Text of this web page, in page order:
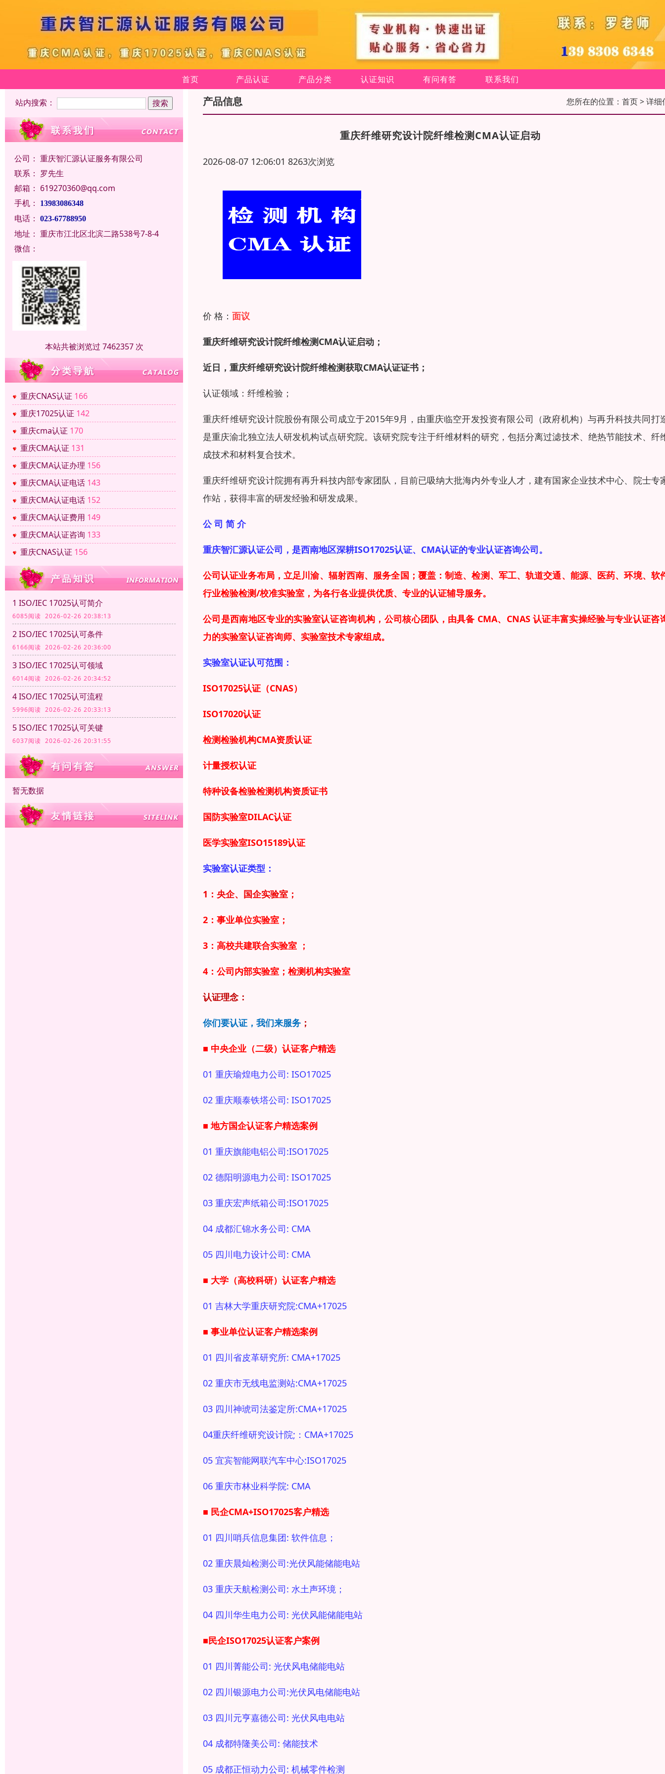
首页 产品认证 产品分类 认证知识 有问有答 联系我们
站内搜索：
公司： 重庆智汇源认证服务有限公司
联系： 罗先生
邮箱： 619270360@qq.com
手机：
13983086348
电话： 023-67788950
地址： 重庆市江北区北滨二路538号7-8-4
微信：
本站共被浏览过 7462357 次
重庆CNAS认证 166
重庆17025认证 142
重庆cma认证 170
重庆CMA认证 131
重庆CMA认证办理 156
重庆CMA认证电话 143
重庆CMA认证电话 152
重庆CMA认证费用 149
重庆CMA认证咨询 133
重庆CNAS认证 156
1 ISO/IEC 17025认可简介
6085阅读 2026-02-26 20:38:13
2 ISO/IEC 17025认可条件
6166阅读 2026-02-26 20:36:00
3 ISO/IEC 17025认可领域
6014阅读 2026-02-26 20:34:52
4 ISO/IEC 17025认可流程
5996阅读 2026-02-26 20:33:13
5 ISO/IEC 17025认可关键
6037阅读 2026-02-26 20:31:55
暂无数据
产品信息 您所在的位置： 首页> 详细
重庆纤维研究设计院纤维检测CMA认证启动
2026-08-07 12:06:01 8263次浏览
价 格： 面议
重庆纤维研究设计院纤维检测CMA认证启动；
近日，重庆纤维研究设计院纤维检测获取CMA认证证书；
认证领域：纤维检验；
重庆纤维研究设计院股份有限公司成立于2015年9月，由重庆临空开发投资有限公司（政府机构）与再升科技共同打
是重庆渝北独立法人研发机构试点研究院。该研究院专注于纤维材料的研究，包括分离过滤技术、绝热节能技术、纤
成技术和材料复合技术。
重庆纤维研究设计院拥有再升科技内部专家团队，目前已吸纳大批海内外专业人才，建有国家企业技术中心、院士专
作站，获得丰富的研发经验和研发成果。
公 司 简 介
重庆智汇源认证公司，是西南地区深耕ISO17025认证、CMA认证的专业认证咨询公司。
公司认证业务布局，立足川渝、辐射西南、服务全国；覆盖：制造、检测、军工、轨道交通、能源、医药、环境、软
行业检验检测/校准实验室，为各行各业提供优质、专业的认证辅导服务。
公司是西南地区专业的实验室认证咨询机构， 公司核心团队，由具备 CMA、CNAS 认证丰富实操经验与专业认证咨
力的实验室认证咨询师、实验室技术专家组成。
实验室认证认可范围：
ISO17025认证（CNAS）
ISO17020认证
检测检验机构CMA资质认证
计量授权认证
特种设备检验检测机构资质证书
国防实验室DILAC认证
医学实验室ISO15189认证
实验室认证类型：
1：央企、国企实验室；
2：事业单位实验室；
3：高校共建联合实验室 ；
4：公司内部实验室；检测机构实验室
认证理念：
你们要认证，我们来服务 ；
■ 中央企业（二级）认证客户精选
01 重庆瑜煌电力公司: ISO17025
02 重庆顺泰铁塔公司: ISO17025
■ 地方国企认证客户精选案例
01 重庆旗能电铝公司:ISO17025
02 德阳明源电力公司: ISO17025
03 重庆宏声纸箱公司:ISO17025
04 成都汇锦水务公司: CMA
05 四川电力设计公司: CMA
■ 大学（高校科研） 认证客户精选
01 吉林大学重庆研究院:CMA+17025
■ 事业单位认证客户精选案例
01 四川省皮革研究所: CMA+17025
02 重庆市无线电监测站:CMA+17025
03 四川神琥司法鉴定所:CMA+17025
04重庆纤维研究设计院;：CMA+17025
05 宜宾智能网联汽车中心:ISO17025
06 重庆市林业科学院: CMA
■ 民企CMA+ISO17025客户精选
01 四川哨兵信息集团: 软件信息；
02 重庆晨灿检测公司:光伏风能储能电站
03 重庆天航检测公司: 水土声环境；
04 四川华生电力公司: 光伏风能储能电站
■民企ISO17025认证客户案例
01 四川菁能公司: 光伏风电储能电站
02 四川银源电力公司:光伏风电储能电站
03 四川元亨嘉德公司: 光伏风电电站
04 成都特隆美公司: 储能技术
05 成都正恒动力公司: 机械零件检测